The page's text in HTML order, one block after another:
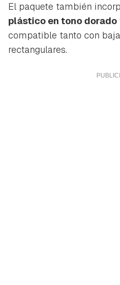
El paquete también
plástico en tono dorado
compatible tanto con
rectangulares.